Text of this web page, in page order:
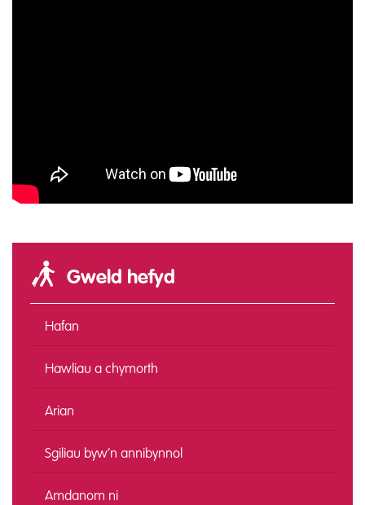
Gweld hefyd
Hafan
Hawliau a chymorth
Arian
Sgiliau byw’n annibynnol
Amdanom ni